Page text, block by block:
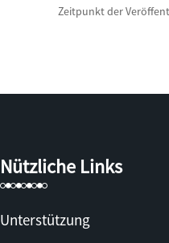
Zeitpunkt der
Nützliche Links
Unterstützung